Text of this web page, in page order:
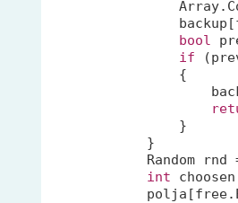
                backup[
bool
if
                {
                }
            }
Random rnd
int
            polja[
free